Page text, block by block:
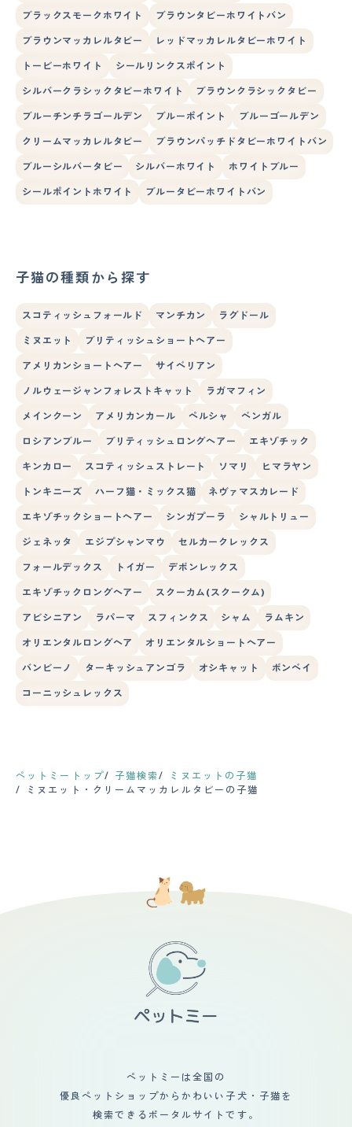
ブラックスモークホワイト ブラウンタビーホワイトバン
ブラウンマッカレルタビー レッドマッカレルタビーホワイト
トービーホワイト シールリンクスポイント
シルバークラシックタビーホワイト ブラウンクラシックタビー
ブルーチンチラゴールデン ブルーポイント ブルーゴールデン
クリームマッカレルタビー ブラウンパッチドタビーホワイトバン
ブルーシルバータビー シルバーホワイト ホワイトブルー
シールポイントホワイト ブルータビーホワイトバン
子猫の種類から探す
スコティッシュフォールド マンチカン ラグドール
ミヌエット ブリティッシュショートヘアー
アメリカンショートヘアー サイベリアン
ノルウェージャンフォレストキャット ラガマフィン
メインクーン アメリカンカール ペルシャ ベンガル
ロシアンブルー ブリティッシュロングヘアー エキゾチック
キンカロー スコティッシュストレート ソマリ ヒマラヤン
トンキニーズ ハーフ猫・ミックス猫 ネヴァマスカレード
エキゾチックショートヘアー シンガプーラ シャルトリュー
ジェネッタ エジプシャンマウ セルカークレックス
フォールデックス トイガー デボンレックス
エキゾチックロングヘアー スクーカム(スクークム)
アビシニアン ラパーマ スフィンクス シャム ラムキン
オリエンタルロングヘア オリエンタルショートヘアー
バンビーノ ターキッシュアンゴラ オシキャット ボンベイ
コーニッシュレックス
ペットミートップ 子猫検索
ミヌエットの子猫
ミヌエット・クリームマッカレルタビーの子猫
ペットミーは全国の
優良ペットショップからかわいい子犬・子猫を
検索できるポータルサイトです。